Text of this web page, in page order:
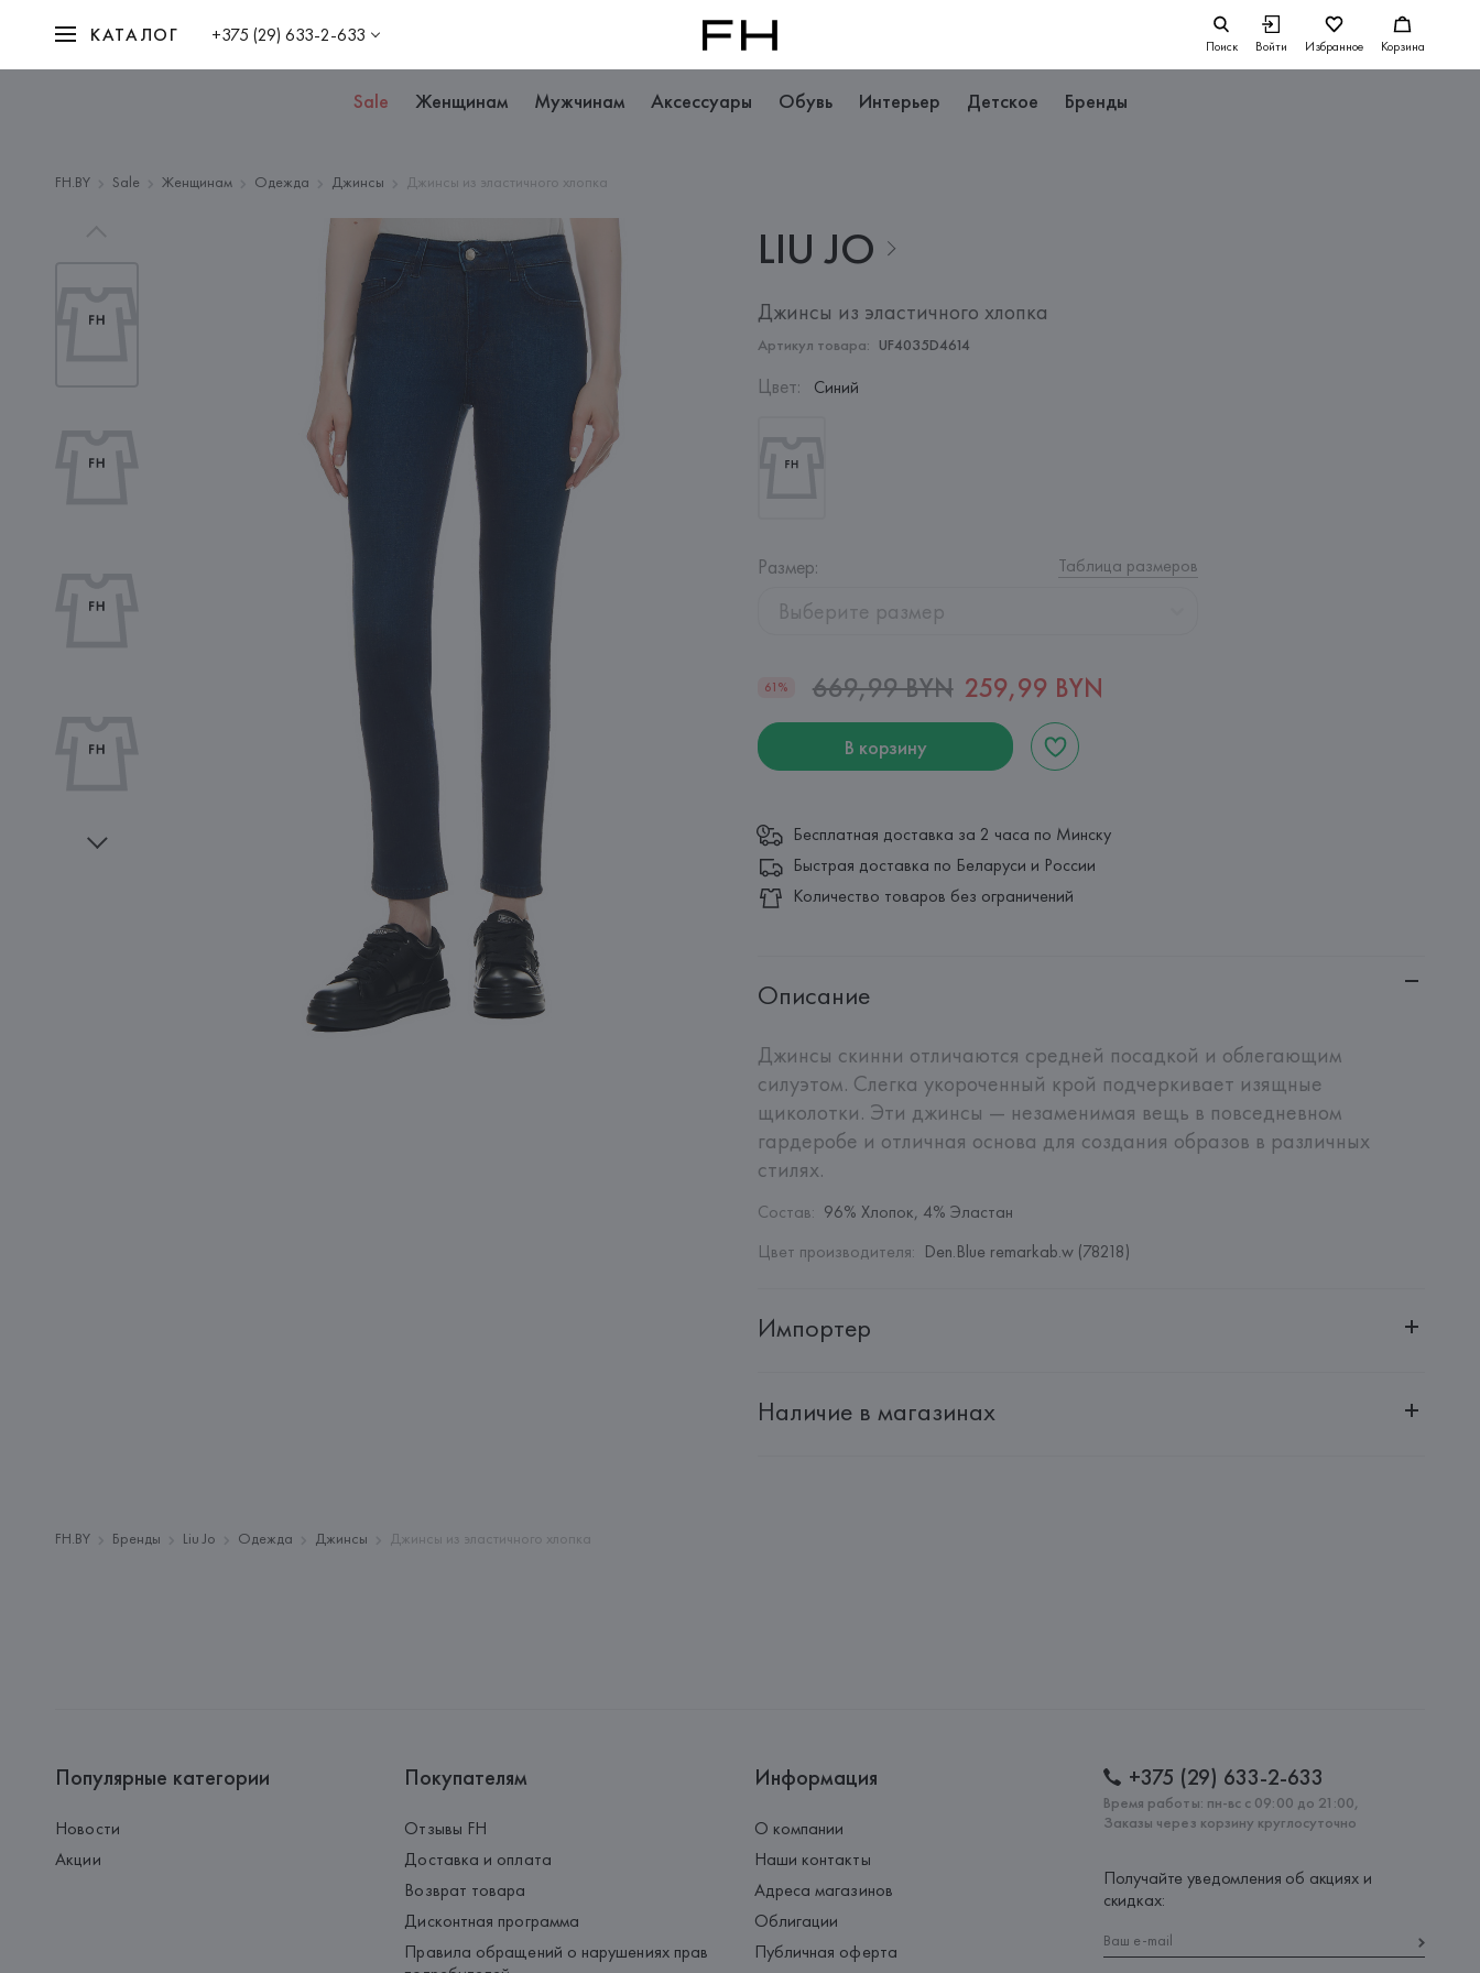
КАТАЛОГ +375 (29) 633-2-633 Поиск Войти Избранное Корзина
Sale Женщинам Мужчинам Аксессуары Обувь Интерьер Детское Бренды
FH.BY Sale Женщинам Одежда Джинсы Джинсы из эластичного хлопка
LIU JO
Джинсы из эластичного хлопка
Артикул товара: UF4035D4614
Цвет: Синий
Размер: Таблица размеров
Выберите размер
61% 669,99 BYN 259,99 BYN
В корзину
Бесплатная доставка за 2 часа по Минску
Быстрая доставка по Беларуси и России
Количество товаров без ограничений
Описание
Джинсы скинни отличаются средней посадкой и облегающим
силуэтом. Слегка укороченный крой подчеркивает изящные
щиколотки. Эти джинсы — незаменимая вещь в повседневном
гардеробе и отличная основа для создания образов в различных
стилях.
Состав: 96% Хлопок, 4% Эластан
Цвет производителя: Den.Blue remarkab.w (78218)
Импортер
Адрес: Республика Беларусь, 220030, г. Минск, ул. Немига, 5, пом. 39
Наличие в магазинах
FH.BY Бренды Liu Jo Одежда Джинсы Джинсы из эластичного хлопка
Популярные категории
Новости
Акции
Покупателям
Отзывы FH
Доставка и оплата
Возврат товара
Дисконтная программа
Правила обращений о нарушениях прав
Информация
О компании
Наши контакты
Адреса магазинов
Облигации
Публичная оферта
+375 (29) 633-2-633
Время работы: пн-вс с 09:00 до 21:00,
Заказы через корзину круглосуточно
Получайте уведомления об акциях и
скидках: